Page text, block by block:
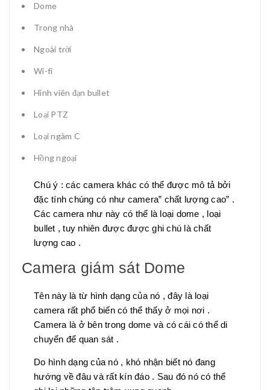
Dome
Trong nhà
Ngoài trời
Wi-fi
Hình viên đạn bullet
Loại PTZ
Loại ngàm C
Hồng ngoại
Chú ý : các camera khác có thể được mô tả bởi
đặc tính chúng có như camera” chất lượng cao” .
Các camera như này có thể là loại dome , loại
bullet , tuy nhiên được được ghi chú là chất
lượng cao .
Camera giám sát Dome
Tên này là từ hình dạng của nó , đây là loại
camera rất phổ biến có thể thấy ở mọi nơi .
Camera là ở bên trong dome và có cái có thể di
chuyển để quan sát .
Do hình dạng của nó , khó nhận biết nó đang
hướng về đâu và rất kín đáo . Sau đó nó có thể